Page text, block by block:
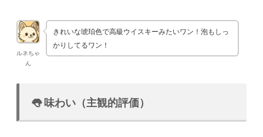
ルネちゃ
ん
きれいな琥珀色で高級ウイスキーみたいワン！泡もしっ
かりしてるワン！
👅 味わい（主観的評価）